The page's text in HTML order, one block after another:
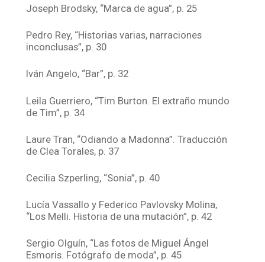
Joseph Brodsky, “Marca de agua”, p. 25
Pedro Rey, “Historias varias, narraciones
inconclusas”, p. 30
Iván Angelo, “Bar”, p. 32
Leila Guerriero, “Tim Burton. El extraño mundo
de Tim”, p. 34
Laure Tran, “Odiando a Madonna”. Traducción
de Clea Torales, p. 37
Cecilia Szperling, “Sonia”, p. 40
Lucía Vassallo y Federico Pavlovsky Molina,
“Los Melli. Historia de una mutación”, p. 42
Sergio Olguín, “Las fotos de Miguel Ángel
Esmoris. Fotógrafo de moda”, p. 45